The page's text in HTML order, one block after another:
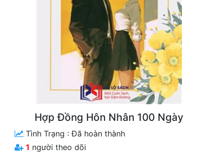
Hợp Đồng Hôn Nhân 100 Ngày
Tình Trạng :Đã hoàn thành
1 người theo dõi